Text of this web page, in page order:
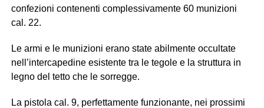
confezioni contenenti complessivamente 60 munizioni
cal. 22.
Le armi e le munizioni erano state abilmente occultate
nell’intercapedine esistente tra le tegole e la struttura in
legno del tetto che le sorregge.
La pistola cal. 9, perfettamente funzionante, nei prossimi